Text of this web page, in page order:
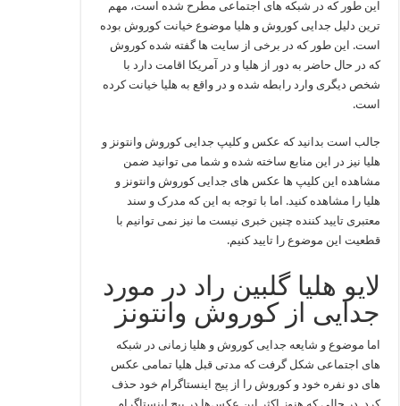
این طور که در شبکه‌ های اجتماعی مطرح شده است، مهم
ترین دلیل جدایی کوروش و هلیا موضوع خیانت کوروش بوده
است. این طور که در برخی از سایت‌ ها گفته شده کوروش
که در حال حاضر به دور از هلیا و در آمریکا اقامت دارد با
شخص دیگری وارد رابطه شده و در واقع به هلیا خیانت کرده
است.
جالب است بدانید که عکس و کلیپ جدایی کوروش وانتونز و
هلیا نیز در این منابع ساخته شده و شما می توانید ضمن
مشاهده این کلیپ ها عکس های جدایی کوروش وانتونز و
هلیا را مشاهده کنید. اما با توجه به این که مدرک و سند
معتبری تایید کننده چنین خبری نیست ما نیز نمی ‌توانیم با
قطعیت این موضوع را تایید کنیم.
لایو هلیا گلبین راد در مورد
جدایی از کوروش وانتونز
اما موضوع و شایعه جدایی کوروش و هلیا زمانی در شبکه‌
های اجتماعی شکل گرفت که مدتی قبل هلیا تمامی عکس
‌های دو نفره خود و کوروش را از پیج اینستاگرام خود حذف